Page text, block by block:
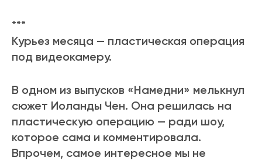
***
Курьез месяца — пластическая операция
под видеокамеру.
В одном из выпусков «Намедни» мелькнул
сюжет Иоланды Чен. Она решилась на
пластическую операцию — ради шоу,
которое сама и комментировала.
Впрочем, самое интересное мы не